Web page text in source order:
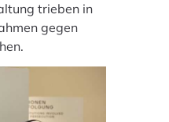
trieben in
gegen